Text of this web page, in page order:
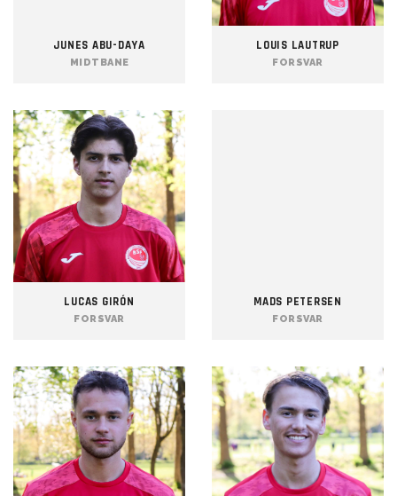
JUNES ABU-DAYA
MIDTBANE
LOUIS LAUTRUP
FORSVAR
LUCAS GIRÓN
FORSVAR
MADS PETERSEN
FORSVAR